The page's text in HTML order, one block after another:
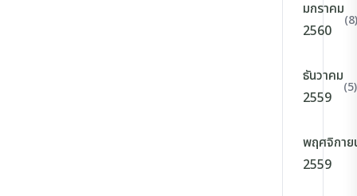
มกราคม
2560
(8)
ธันวาคม
2559
(5)
พฤศจิกาย
2559